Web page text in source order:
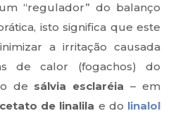
“regulador” do balanço
isto significa que este
a irritação causada
de calor (fogachos) do
de sálvia esclaréia – em
de linalila e do linalol